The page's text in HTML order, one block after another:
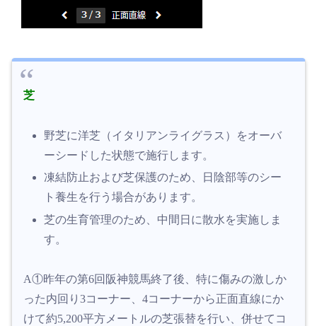
芝
野芝に洋芝（イタリアンライグラス）をオーバ
ーシードした状態で施行します。
凍結防止および芝保護のため、日陰部等のシー
ト養生を行う場合があります。
芝の生育管理のため、中間日に散水を実施しま
す。
A①昨年の第6回阪神競馬終了後、特に傷みの激しか
った内回り3コーナー、4コーナーから正面直線にか
けて約5,200平方メートルの芝張替を行い、併せてコ